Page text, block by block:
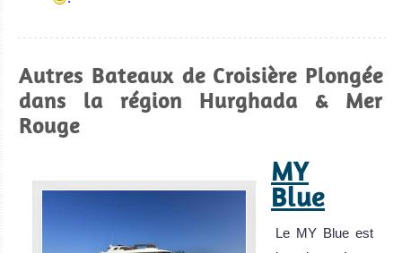
calmes, visibilité
excellente toute
une immense
variété de
marine !
Autres Bateaux de Croisière Plongée
dans la région Hurghada & Mer
Rouge
MY
Blue
Le MY Blue est